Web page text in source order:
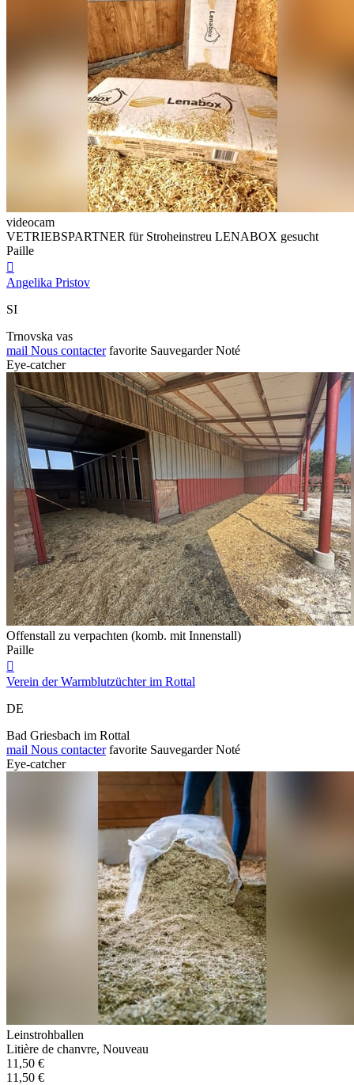
videocam
VETRIEBSPARTNER für Stroheinstreu LENABOX gesucht
Paille

Angelika Pristov
SI
Trnovska vas
mail Nous contacter favorite Sauvegarder Noté
Eye-catcher
Offenstall zu verpachten (komb. mit Innenstall)
Paille

Verein der Warmblutzüchter im Rottal
DE
Bad Griesbach im Rottal
mail Nous contacter favorite Sauvegarder Noté
Eye-catcher
Leinstrohballen
Litière de chanvre, Nouveau
11,50 €
11,50 €